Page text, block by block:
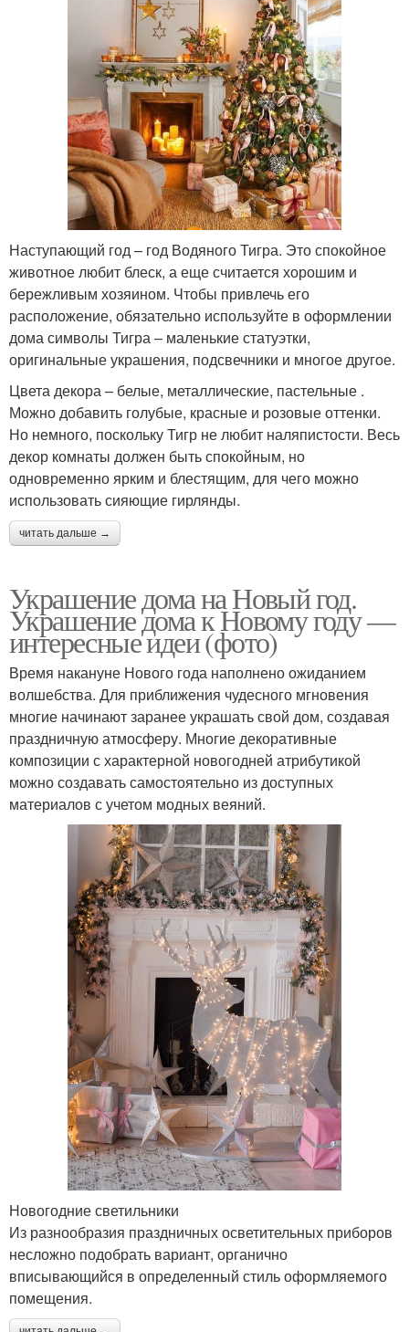
Наступающий год – год Водяного Тигра. Это спокойное
животное любит блеск, а еще считается хорошим и
бережливым хозяином. Чтобы привлечь его
расположение, обязательно используйте в оформлении
дома символы Тигра – маленькие статуэтки,
оригинальные украшения, подсвечники и многое другое.
Цвета декора – белые, металлические, пастельные .
Можно добавить голубые, красные и розовые оттенки.
Но немного, поскольку Тигр не любит наляпистости. Весь
декор комнаты должен быть спокойным, но
одновременно ярким и блестящим, для чего можно
использовать сияющие гирлянды.
читать дальше →
Украшение дома на Новый год.
Украшение дома к Новому году —
интересные идеи (фото)
Время накануне Нового года наполнено ожиданием
волшебства. Для приближения чудесного мгновения
многие начинают заранее украшать свой дом, создавая
праздничную атмосферу. Многие декоративные
композиции с характерной новогодней атрибутикой
можно создавать самостоятельно из доступных
материалов с учетом модных веяний.
Новогодние светильники
Из разнообразия праздничных осветительных приборов
несложно подобрать вариант, органично
вписывающийся в определенный стиль оформляемого
помещения.